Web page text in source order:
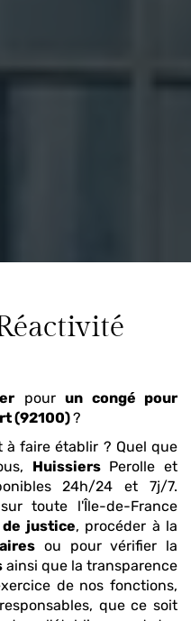
pourun congé pour
(92100)?
faire établir ? Quel que
HuissiersPerolle et
24h/24 et 7j/7.
toute l'Île-de-France
justice, procéder à la
ou pour vérifier la
ainsi que la transparence
de nos fonctions,
que ce soit